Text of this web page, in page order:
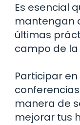
Es esencial
mantengan
últimas
campo de la
Participar
manera de
mejorar tus